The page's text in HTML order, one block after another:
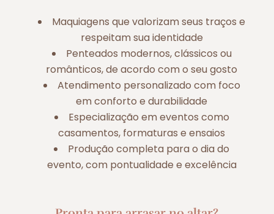
Maquiagens que valorizam seus traços e
respeitam sua identidade
Penteados modernos, clássicos ou
românticos, de acordo com o seu gosto
Atendimento personalizado com foco
em conforto e durabilidade
Especialização em eventos como
casamentos, formaturas e ensaios
Produção completa para o dia do
evento, com pontualidade e excelência